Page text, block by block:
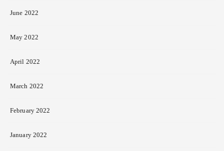
June 2022
May 2022
April 2022
March 2022
February 2022
January 2022